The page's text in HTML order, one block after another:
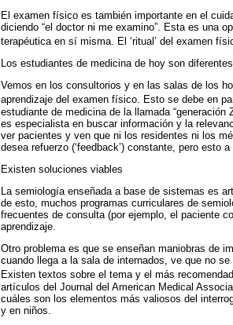
El examen físico es también importante en el
diciendo “el doctor ni me examino”. Esta es una
terapéutica en sí misma. El ‘ritual’ del examen
Los estudiantes de medicina de hoy son diferentes
Vemos en los consultorios y en las salas de los
aprendizaje del examen físico. Esto se debe en
estudiante de medicina de la llamada
es especialista en buscar información y la
ver pacientes y ven que ni los residentes ni los
desea refuerzo (‘feedback’) constante, pero esto
Existen soluciones viables
La semiología enseñada a base de sistemas es
de esto, muchos programas curriculares de
frecuentes de consulta (por ejemplo, el paciente
aprendizaje.
Otro problema es que se enseñan maniobras de
cuando llega a la sala de internados, ve que no
Existen textos sobre el tema y el más
artículos del Journal del American Medical
cuáles son los elementos más valiosos del
y en niños.